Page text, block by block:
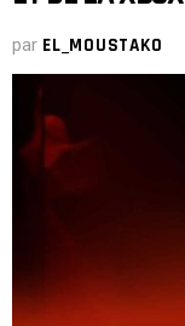
par EL_MOUSTAKO